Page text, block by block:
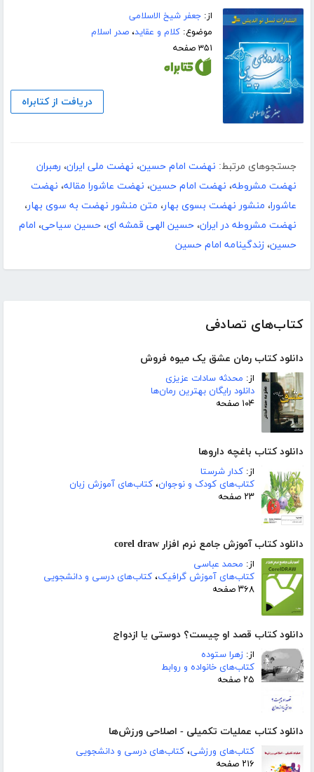
کتاب‌های تصادفی
دانلود کتاب رمان عشق یک میوه فروش
از: محدثه سادات عزیزی
دانلود رایگان بهترین رمان‌ها
۱۰۴ صفحه
دانلود کتاب باغچه داروها
از: کدار شرستا
کتاب‌های کودک و نوجوان، کتاب‌های آموزش زبان
۲۳ صفحه
دانلود کتاب آموزش جامع نرم افزار corel draw
از: محمد عباسی
کتاب‌های آموزش گرافیک، کتاب‌های درسی و دانشجویی
۳۶۸ صفحه
دانلود کتاب قصد او چیست؟ دوستی یا ازدواج
از: زهرا ستوده
کتاب‌های خانواده و روابط
۲۵ صفحه
دانلود کتاب عملیات تکمیلی - اصلاحی ورزش‌ها
کتاب‌های ورزشی، کتاب‌های درسی و دانشجویی
۲۱۶ صفحه
از:جعفر شیخ الاسلامی
موضوع:کلام و عقاید،صدر اسلام
۳۵۱ صفحه
دریافت از کتابراه
جستجوهای مرتبط: نهضت امام حسین، نهضت ملی ایران، رهبران
نهضت مشروطه، نهضت امام حسین، نهضت عاشورا مقاله، نهضت
عاشورا، منشور نهضت بسوی بهار، متن منشور نهضت به سوی بهار،
نهضت مشروطه در ایران، حسین الهی قمشه ای، حسین سیاحی، امام
حسین، زندگینامه امام حسین